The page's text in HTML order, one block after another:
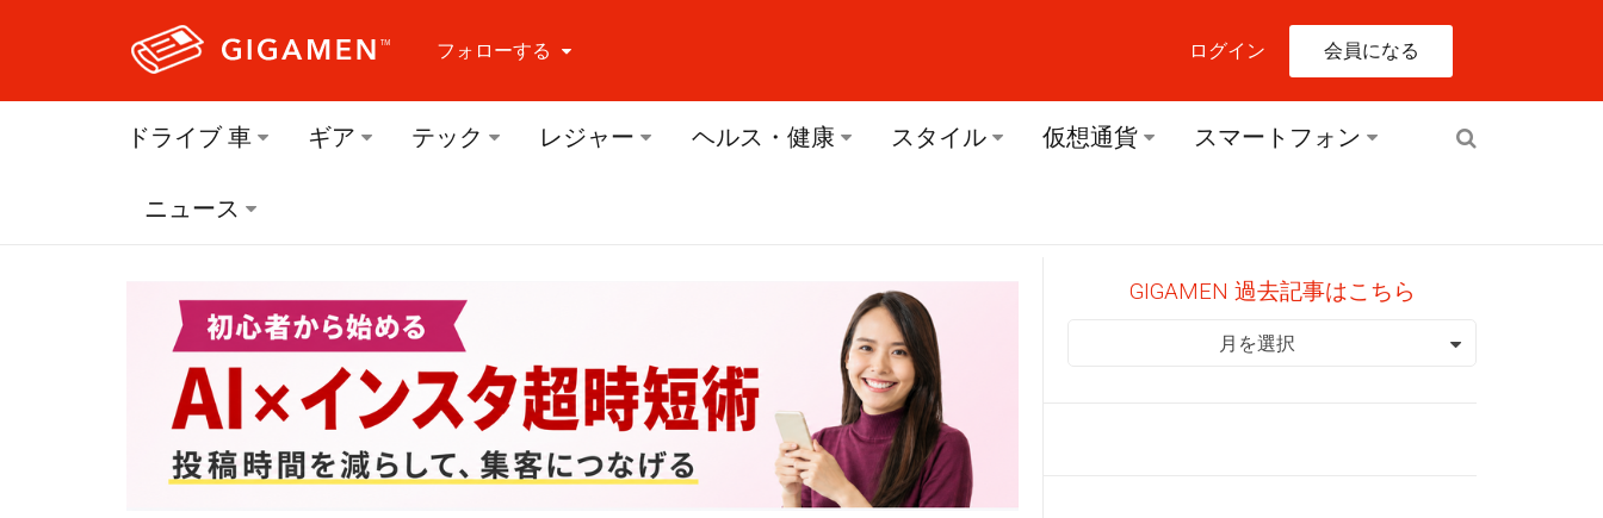
フォローする
フォローする Facebook
ログイン 会員になる
ドライブ 車 ギア テック レジャー ヘルス・健康 スタイル 仮想通貨 スマートフォン
ニュース
GIGAMEN 過去記事はこちら
GIGAMEN 過去記事はこちら
月を選択